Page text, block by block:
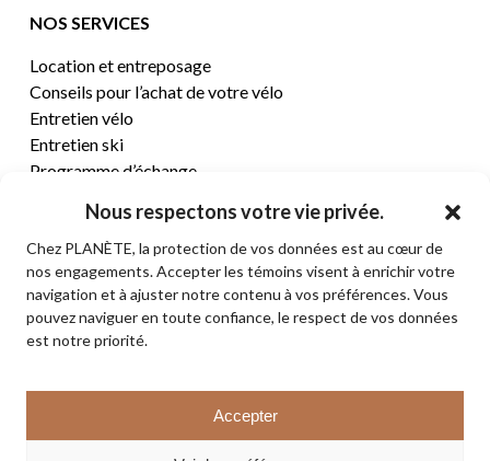
Nous respectons votre vie privée.
Chez PLANÈTE, la protection de vos données est au cœur de
nos engagements. Accepter les témoins visent à enrichir votre
navigation et à ajuster notre contenu à vos préférences. Vous
pouvez naviguer en toute confiance, le respect de vos données
est notre priorité.
Accepter
Sous-total: 0,00$
VOIR LE PANIER
NOS SERVICES
Location et entreposage
Conseils pour l’achat de votre vélo
Entretien vélo
Entretien ski
Programme d’échange
CENTRE D’AIDE
Termes et conditions de vente
Retours et remboursements
Politique de confidentialité
© 2026 PLANÈTE CYCLE & SKI. Tous droits réservés.